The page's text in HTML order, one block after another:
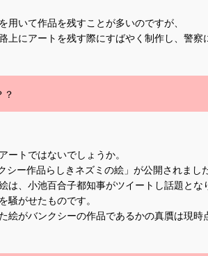
いて作品を残すことが多いのですが、
上にアートを残す際にすばやく制作し、警
ートではないでしょうか。
ー作品らしきネズミの絵」が公開されました
は、小池百合子都知事がツイートし話題と
騒がせたものです。
絵がバンクシーの作品であるかの真贋は現